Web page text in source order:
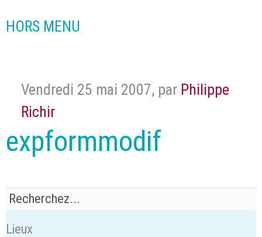
HORS MENU
Vendredi 25 mai 2007, par Philippe
Richir
expformmodif
Lieux